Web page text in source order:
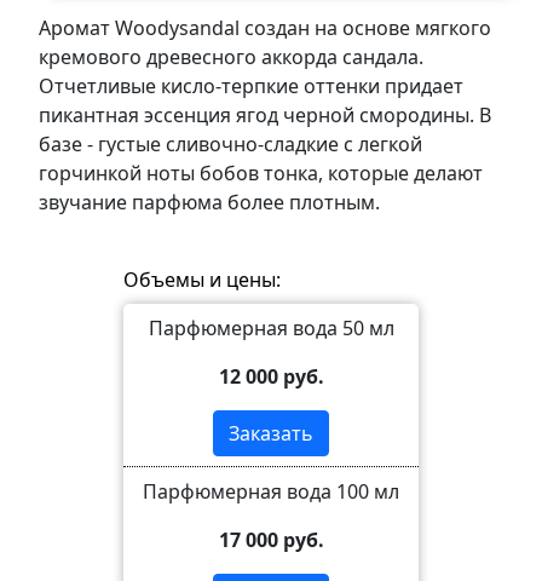
Аромат Woodysandal создан на основе мягкого
кремового древесного аккорда сандала.
Отчетливые кисло-терпкие оттенки придает
пикантная эссенция ягод черной смородины. В
базе - густые сливочно-сладкие с легкой
горчинкой ноты бобов тонка, которые делают
звучание парфюма более плотным.
Объемы и цены:
Парфюмерная вода 50 мл
12 000 руб.
Заказать
Парфюмерная вода 100 мл
17 000 руб.